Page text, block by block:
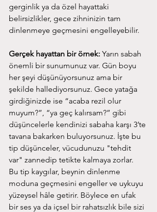
gerginlik ya da özel hayattaki
belirsizlikler, gece zihninizin tam
dinlenmeye geçmesini engelleyebilir.
Gerçek hayattan bir örnek: Yarın sabah
önemli bir sunumunuz var. Gün boyu
her şeyi düşünüyorsunuz ama bir
şekilde hallediyorsunuz. Gece yatağa
girdiğinizde ise “acaba rezil olur
muyum?”, “ya geç kalırsam?” gibi
düşüncelerle kendinizi sabaha karşı 3’te
tavana bakarken buluyorsunuz. İşte bu
tip düşünceler, vücudunuzu "tehdit
var" zannedip tetikte kalmaya zorlar.
Bu tip kaygılar, beynin dinlenme
moduna geçmesini engeller ve uykuyu
yüzeysel hâle getirir. Böylece en ufak
bir ses ya da içsel bir rahatsızlık bile sizi